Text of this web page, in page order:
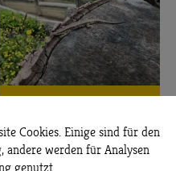
Cookies. Einige sind für den
werden für Analysen
genutzt.